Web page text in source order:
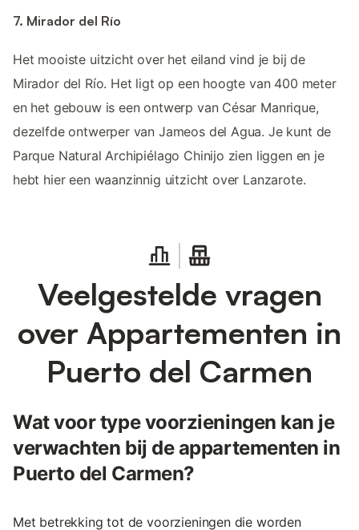
7. Mirador del Río
Het mooiste uitzicht over het eiland vind je bij de
Mirador del Río. Het ligt op een hoogte van 400 meter
en het gebouw is een ontwerp van César Manrique,
dezelfde ontwerper van Jameos del Agua. Je kunt de
Parque Natural Archipiélago Chinijo zien liggen en je
hebt hier een waanzinnig uitzicht over Lanzarote.
Veelgestelde vragen
over Appartementen in
Puerto del Carmen
Wat voor type voorzieningen kan je
verwachten bij de appartementen in
Puerto del Carmen?
Met betrekking tot de voorzieningen die worden